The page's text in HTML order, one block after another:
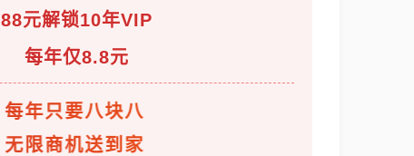
88元解锁10年VIP
每年仅8.8元
每年只要八块八
无限商机送到家